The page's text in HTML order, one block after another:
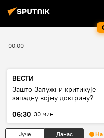
00:00
ВЕСТИ
Зашто Залужни критикује
западну војну доктрину?
06:30 30 мин
Јуче Данас На